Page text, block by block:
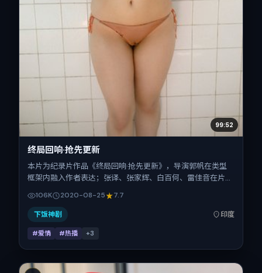
99:52
终局回响·抢先更新
本片为纪录片作品《终局回响·抢先更新》，导演郭帆在类型
框架内融入作者表达；张译、张家辉、白百何、雷佳音在片中
度。上映时间 2020年8月25日（公映登记日 2020-08-
25），全片167分钟，节奏张弛有度。
106K 2020-08-25 7.7
下饭神剧 印度
#爱情 #热播 +3